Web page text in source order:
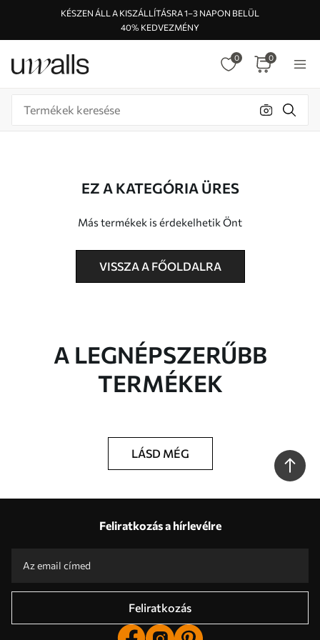
KÉSZEN ÁLL A KISZÁLLÍTÁSRA 1–3 NAPON BELÜL
40% KEDVEZMÉNY
0 0
EZ A KATEGÓRIA ÜRES
Más termékek is érdekelhetik Önt
VISSZA A FŐOLDALRA
A LEGNÉPSZERŰBB
TERMÉKEK
LÁSD MÉG
Feliratkozás a hírlevélre
Feliratkozás